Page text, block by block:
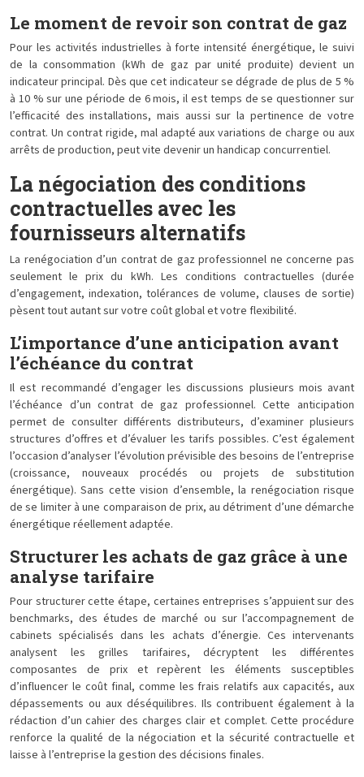
Le moment de revoir son contrat de gaz
Pour les activités industrielles à forte intensité énergétique, le suivi
de la consommation (kWh de gaz par unité produite) devient un
indicateur principal. Dès que cet indicateur se dégrade de plus de 5 %
à 10 % sur une période de 6 mois, il est temps de se questionner sur
l’efficacité des installations, mais aussi sur la pertinence de votre
contrat. Un contrat rigide, mal adapté aux variations de charge ou aux
arrêts de production, peut vite devenir un handicap concurrentiel.
La négociation des conditions
contractuelles avec les
fournisseurs alternatifs
La renégociation d’un contrat de gaz professionnel ne concerne pas
seulement le prix du kWh. Les conditions contractuelles (durée
d’engagement, indexation, tolérances de volume, clauses de sortie)
pèsent tout autant sur votre coût global et votre flexibilité.
L’importance d’une anticipation avant
l’échéance du contrat
Il est recommandé d’engager les discussions plusieurs mois avant
l’échéance d’un contrat de gaz professionnel. Cette anticipation
permet de consulter différents distributeurs, d’examiner plusieurs
structures d’offres et d’évaluer les tarifs possibles. C’est également
l’occasion d’analyser l’évolution prévisible des besoins de l’entreprise
(croissance, nouveaux procédés ou projets de substitution
énergétique). Sans cette vision d’ensemble, la renégociation risque
de se limiter à une comparaison de prix, au détriment d’une démarche
énergétique réellement adaptée.
Structurer les achats de gaz grâce à une
analyse tarifaire
Pour structurer cette étape, certaines entreprises s’appuient sur des
benchmarks, des études de marché ou sur l’accompagnement de
cabinets spécialisés dans les achats d’énergie. Ces intervenants
analysent les grilles tarifaires, décryptent les différentes
composantes de prix et repèrent les éléments susceptibles
d’influencer le coût final, comme les frais relatifs aux capacités, aux
dépassements ou aux déséquilibres. Ils contribuent également à la
rédaction d’un cahier des charges clair et complet. Cette procédure
renforce la qualité de la négociation et la sécurité contractuelle et
laisse à l’entreprise la gestion des décisions finales.